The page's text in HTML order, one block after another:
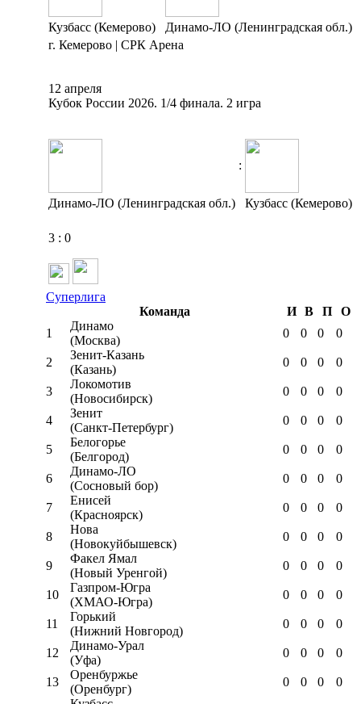
Кузбасс (Кемерово)
Динамо-ЛО (Ленинградская обл.)
г. Кемерово | СРК Арена
12 апреля
Кубок России 2026. 1/4 финала. 2 игра
:
Динамо-ЛО (Ленинградская обл.) Кузбасс (Кемерово)
3 : 0
Суперлига
Команда
И В П
О
1
Динамо
(Москва)
0 0 0 0
2
Зенит-Казань
(Казань)
0 0 0 0
3
Локомотив
(Новосибирск)
0 0 0 0
4
Зенит
(Санкт-Петербург)
0 0 0 0
5
Белогорье
(Белгород)
0 0 0 0
6
Динамо-ЛО
(Сосновый бор)
0 0 0 0
7
Енисей
(Красноярск)
0 0 0 0
8
Нова
(Новокуйбышевск)
0 0 0 0
9
Факел Ямал
(Новый Уренгой)
0 0 0 0
10
Газпром-Югра
(ХМАО-Югра)
0 0 0 0
11
Горький
(Нижний Новгород)
0 0 0 0
12
Динамо-Урал
(Уфа)
0 0 0 0
13
Оренбуржье
(Оренбург)
0 0 0 0